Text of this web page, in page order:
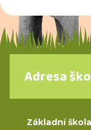
Adresa
Základní